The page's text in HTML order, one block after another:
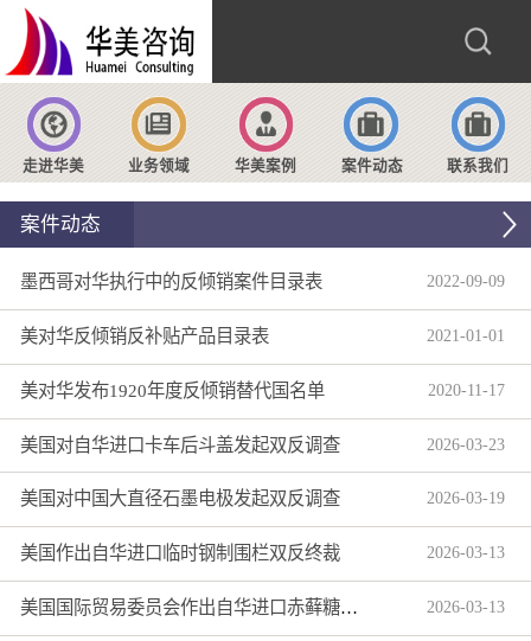
走进华美 业务领域 华美案例 案件动态 联系我们
案件动态
墨西哥对华执行中的反倾销案件目录表 2022-09-09
美对华反倾销反补贴产品目录表 2021 -01 -01
美对华发布1920年度反倾销替代国名单 2020-11 -17
美国对自华进口卡车后斗盖发起双反调查 2026-03-23
美国对中国大直径石墨电极发起双反调查 2026-03-19
美国作出自华进口临时钢制围栏双反终裁 2026-03-13
美国国际贸易委员会作出自华进口赤藓糖醇双反产业损害终裁 2026-03-13